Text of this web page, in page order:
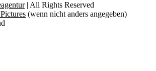
| All Rights Reserved
(wenn nicht anders angegeben)